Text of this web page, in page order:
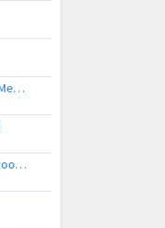
Ambulancehelikopter naar Leeuwarden Medical Center Heliport
Ambulancehelikopter naar Schiermonnikoog Heliport